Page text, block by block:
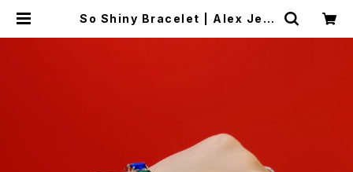
So Shiny Bracelet | Alex Jew